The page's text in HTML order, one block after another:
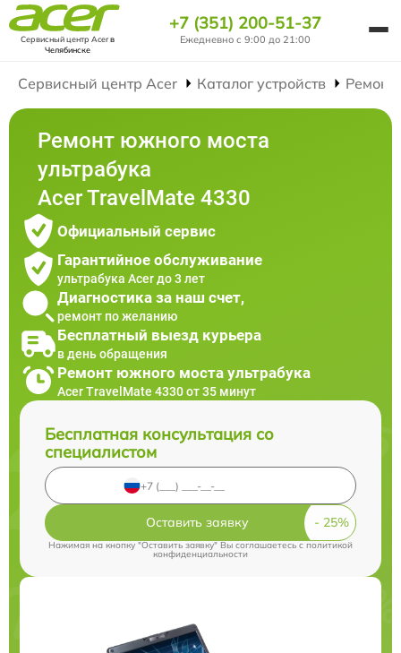
Сервисный центр Acerв
Челябинске
+7 (351) 200-51-37
Ежедневно с 9:00 до 21:00
Сервисный центр Acer Каталог устройств Ремонт
Ремонт южного моста
ультрабука
Acer TravelMate 4330
Официальный сервис
Гарантийное обслуживание
ультрабука Acer до 3 лет
Диагностика за наш счет,
ремонт по желанию
Бесплатный выезд курьера
в день обращения
Ремонт южного моста ультрабука
Acer TravelMate 4330 от 35 минут
Бесплатная консультация со
специалистом
Оставить заявку
Нажимая на кнопку "Оставить заявку" Вы соглашаетесь cполитикой
конфиденциальности